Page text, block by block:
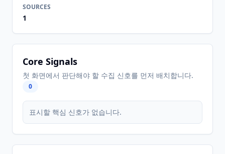
SOURCES
1
Core Signals
첫 화면에서 판단해야 할 수집 신호를 먼저 배치합니다.
0
표시할 핵심 신호가 없습니다.